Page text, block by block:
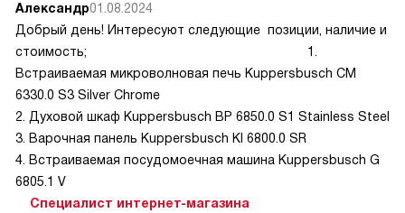
Александр01.08.2024
Добрый день! Интересуют следующие позиции, наличие и
стоимость; 1.
Встраиваемая микроволновая печь Kuppersbusch CM
6330.0 S3 Silver Chrome
2. Духовой шкаф Kuppersbusch BP 6850.0 S1 Stainless Steel
3. Варочная панель Kuppersbusch KI 6800.0 SR
4. Встраиваемая посудомоечная машина Kuppersbusch G
6805.1 V
Специалист интернет-магазина